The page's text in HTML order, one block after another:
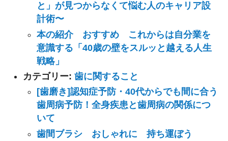
と」が見つからなくて悩む人のキャリア設
計術〜
本の紹介 おすすめ これからは自分業を
意識する「40歳の壁をスルッと越える人生
戦略」
カテゴリー: 歯に関すること
[歯磨き]認知症予防・40代からでも間に合う
歯周病予防！全身疾患と歯周病の関係につ
いて
歯間ブラシ おしゃれに 持ち運ぼう